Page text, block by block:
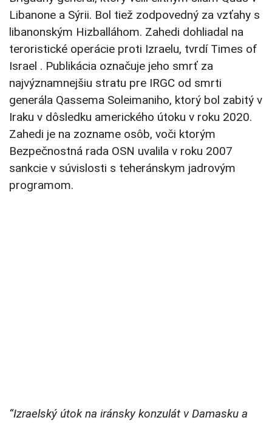
Libanone a Sýrii. Bol tiež zodpovedný za vzťahy s
libanonským Hizballáhom. Zahedi dohliadal na
teroristické operácie proti Izraelu, tvrdí Times of
Israel . Publikácia označuje jeho smrť za
najvýznamnejšiu stratu pre IRGC od smrti
generála Qassema Soleimaniho, ktorý bol zabitý v
Iraku v dôsledku amerického útoku v roku 2020.
Zahedi je na zozname osôb, voči ktorým
Bezpečnostná rada OSN uvalila v roku 2007
sankcie v súvislosti s teheránskym jadrovým
programom.
“Izraelský útok na iránsky konzulát v Damasku a